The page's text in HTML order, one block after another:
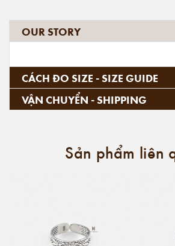
OUR STORY
CÁCH ĐO SIZE - SIZE GUIDE
VẬN CHUYỂN - SHIPPING
Sản phẩm liên